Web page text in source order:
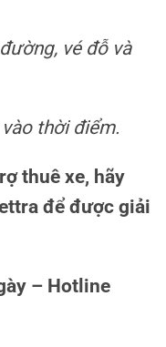
vé đỗ và
thời điểm.
thuê xe, hãy
để được giải
– Hotline